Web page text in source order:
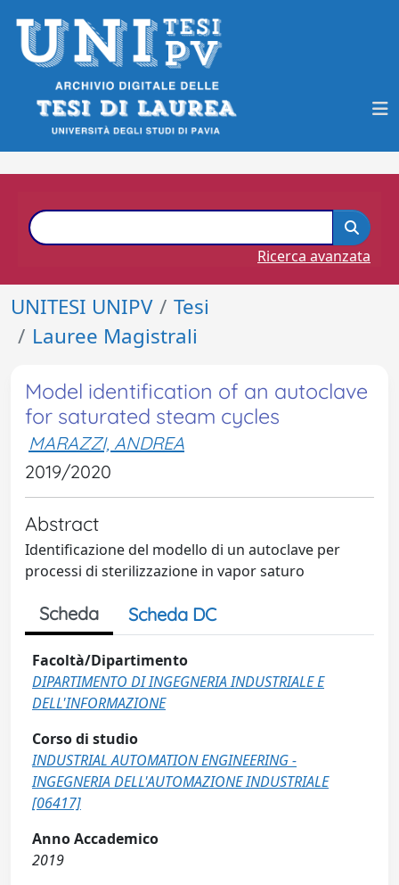
Ricerca avanzata
UNITESI UNIPV
Tesi
Lauree Magistrali
Model identification of an autoclave
for saturated steam cycles
MARAZZI, ANDREA
2019/2020
Abstract
Identificazione del modello di un autoclave per
processi di sterilizzazione in vapor saturo
Scheda Scheda DC
Facoltà/Dipartimento
DIPARTIMENTO DI INGEGNERIA INDUSTRIALE E
DELL'INFORMAZIONE
Corso di studio
INDUSTRIAL AUTOMATION ENGINEERING -
INGEGNERIA DELL'AUTOMAZIONE INDUSTRIALE
[06417]
Anno Accademico
2019